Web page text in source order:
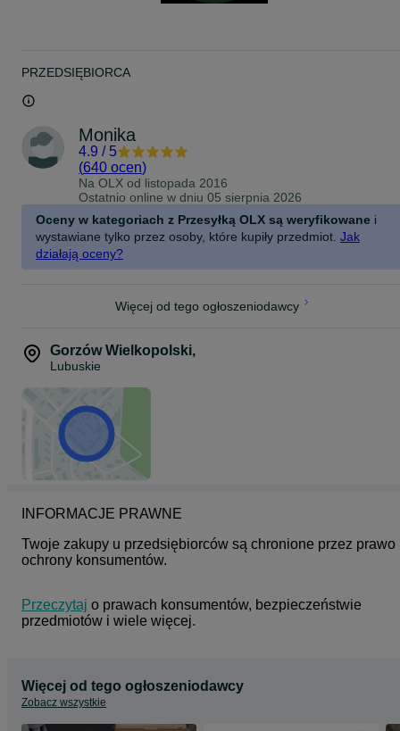
PRZEDSIĘBIORCA
Monika
4.9 / 5
(640 ocen)
Na OLX od listopada 2016
Ostatnio online w dniu 05 sierpnia 2026
Oceny w kategoriach z Przesyłką OLX są weryfikowane i
wystawiane tylko przez osoby, które kupiły przedmiot. Jak
działają oceny?
Więcej od tego ogłoszeniodawcy
Gorzów Wielkopolski,
Lubuskie
INFORMACJE PRAWNE
Twoje zakupy u przedsiębiorców są chronione przez prawo
ochrony konsumentów.
Przeczytaj o prawach konsumentów, bezpieczeństwie
przedmiotów i wiele więcej.
Więcej od tego ogłoszeniodawcy
Zobacz wszystkie